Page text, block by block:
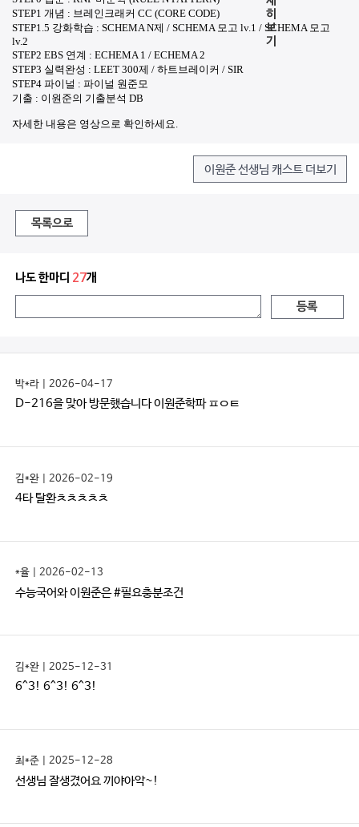
STEP1 개념 : 브레인크래커 CC (CORE CODE)
STEP1.5 강화학습 : SCHEMA N제 / SCHEMA 모고 lv.1 / SCHEMA 모고
lv.2
STEP2 EBS 연계 : ECHEMA 1 / ECHEMA 2
STEP3 실력완성 : LEET 300제 / 하트브레이커 / SIR
STEP4 파이널 : 파이널 원준모
기출 : 이원준의 기출분석 DB
자세한 내용은 영상으로 확인하세요.
이원준 선생님 캐스트 더보기
목록으로
나도 한마디 27개
등록
박*라 | 2026-04-17
D-216을 맞아 방문했습니다 이원준학파 ㅍㅇㅌ
김*완 | 2026-02-19
4타 탈환ㅊㅊㅊㅊㅊ
*율 | 2026-02-13
수능국어와 이원준은 #필요충분조건
김*완 | 2025-12-31
6^3! 6^3! 6^3!
최*준 | 2025-12-28
선생님 잘생겼어요 끼야아악~!